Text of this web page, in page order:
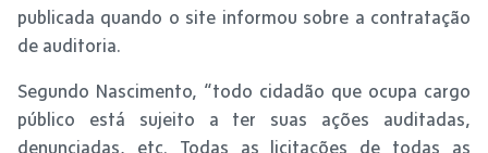
publicada quando o site informou sobre a contratação
de auditoria.
Segundo Nascimento, “todo cidadão que ocupa cargo
público está sujeito a ter suas ações auditadas,
denunciadas, etc. Todas as licitações de todas as